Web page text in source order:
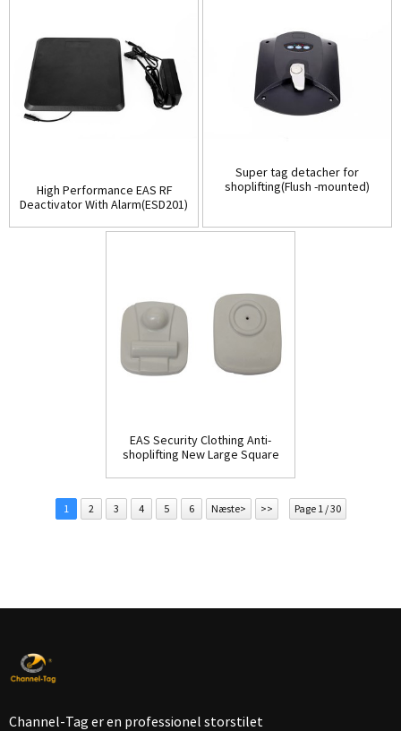
High Performance EAS RF
Deactivator With Alarm(ESD201)
Super tag detacher for
shoplifting(Flush -mounted)
EAS Security Clothing Anti-
shoplifting New Large Square
1 2 3 4 5 6 Næste> >> Page 1 / 30
Channel-Tag er en professionel storstilet